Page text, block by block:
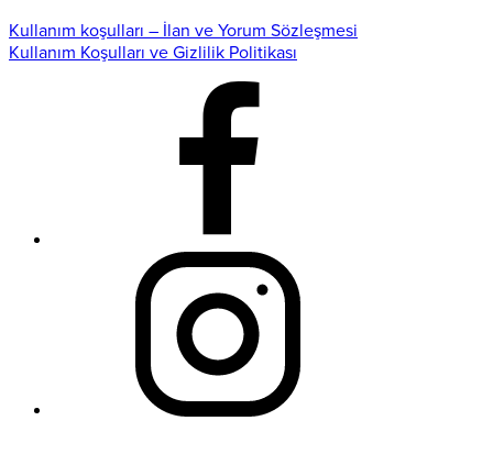
Kullanım koşulları – İlan ve Yorum Sözleşmesi
Kullanım Koşulları ve Gizlilik Politikası